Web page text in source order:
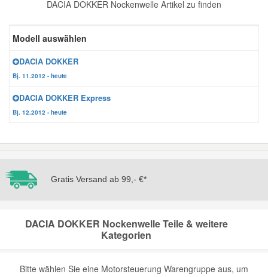
DACIA DOKKER Nockenwelle Artikel zu finden
Modell auswählen
DACIA DOKKER
Bj. 11.2012 - heute
DACIA DOKKER Express
Bj. 12.2012 - heute
Gratis Versand ab 99,- €*
DACIA DOKKER Nockenwelle Teile & weitere
Kategorien
Bitte wählen Sie eine Motorsteuerung Warengruppe aus, um
Zündanlage und Glühanlage
Jeep Ersatzteile
Kia Ersatzteile